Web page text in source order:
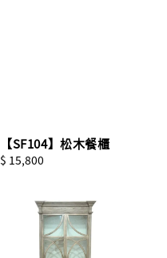
【SF104】松木餐櫃
Regular
$ 15,800